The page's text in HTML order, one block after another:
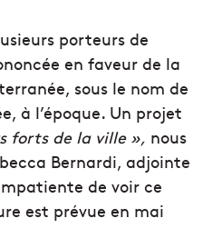
porteurs de
en faveur de la
sous le nom de
à l’époque. Un projet
forts de la ville », nous
Bernardi, adjointe
de voir ce
est prévue en mai